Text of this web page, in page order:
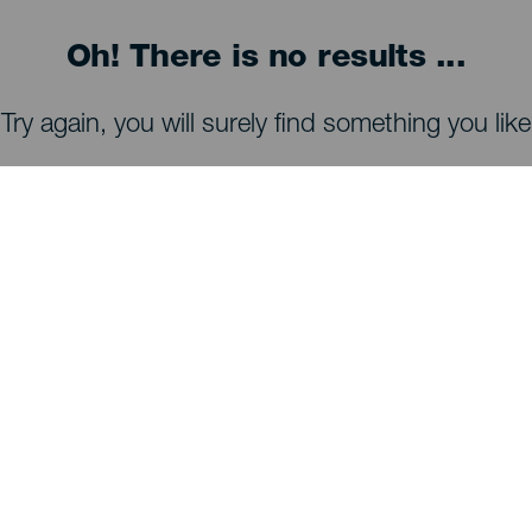
Oh! There is no results ...
Try again, you will surely find something you like